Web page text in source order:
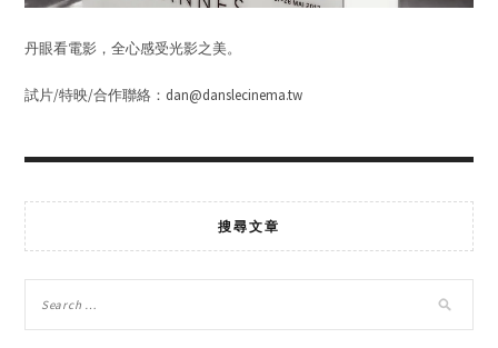
丹眼看電影，全心感受光影之美。
試片/特映/合作聯絡：dan@danslecinema.tw
搜尋文章